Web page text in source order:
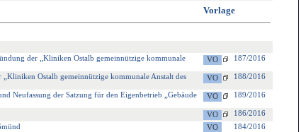
Vorlage
der „Kliniken Ostalb gemeinnützige kommunale
187/2016
Ostalb gemeinnützige kommunale Anstalt des
188/2016
Neufassung der Satzung für den Eigenbetrieb „Gebäude
189/2016
186/2016
184/2016